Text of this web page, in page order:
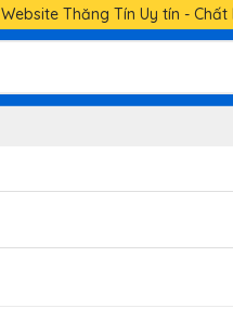
Website Thăng Tín Uy tín - Chất